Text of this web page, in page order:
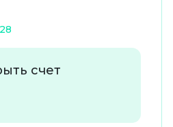
счет